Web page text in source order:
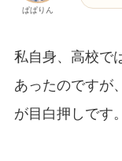
ぱぱりん
私自身、高校で
あったのですが
が目白押しです。